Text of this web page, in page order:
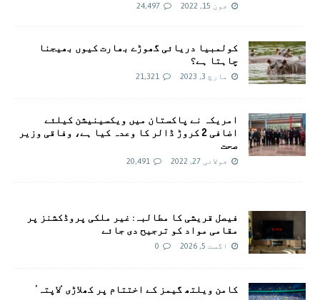
جون 15, 2022 24,497
کولمبیا دریائی گھوڑے بھارت کیوں بھیجنا
چاہتا ہے؟
مارچ 3, 2023 21,321
امريکہ نے پاکستان میں ویکسینیشن کیلئے
اضافی 2 کروڑ ڈالر کا وعدہ کیا ہے، وفاقی وزیر
صحت
جولائی 27, 2022 20,491
فیصل قریشی کا مطالبہ: غیر ملکی پروڈکشنز پر
مقامی مواد کو ترجیح دی جائے
اگست 5, 2026 0
کامن ویلتھ گیمز کے اختتام پر کھلاڑی ‘لاپتہ’